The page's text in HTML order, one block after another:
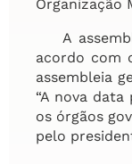
Organização
A
acordo com
assembleia
“A nova
os órgãos
pelo